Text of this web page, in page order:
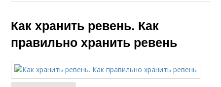
Как хранить ревень. Как
правильно хранить ревень